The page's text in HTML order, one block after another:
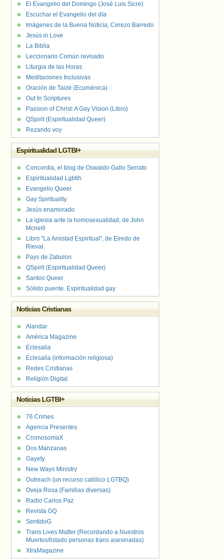
El Evangelio del Domingo (José Luis Sicre)
Escuchar el Evangelio del día
Imágenes de la Buena Noticia, Cerezo Barredo
Jesús in Love
La Biblia
Leccionario Común revisado
Liturgia de las Horas
Meditaciones Inclusivas
Oración de Taizé (Ecuménica)
Out In Scriptures
Passion of Christ: A Gay Vision (Libro)
QSpirit (Espiritualidad Queer)
Rezando voy
Espiritualidad LGTBI+
Concordia, el blog de Oswaldo Gallo Serrato
Espiritualidad Lgbtih
Evangelio Queer.
Gay Spirituality
Jesús enamorado
La iglesia ante la homosexualidad, de John
Mcneill
Libro "La Amistad Espiritual", de Elredo de
Rieval.
Pays de Zabulon
QSpirit (Espiritualidad Queer)
Santos Queer
Sólido puente. Espiritualidad gay
Noticias Cristianas
Alandar
América Magazine
Eclesalia
Eclesalia (información religiosa)
Redes Cristianas
Religión Digital
Noticias LGTBI+
76 Crimes
Agencia Presentes
CromosomaX
Dos Manzanas
Gayety
New Ways Ministry
Outreach (un recurso católico LGTBQ)
Oveja Rosa (Familias diversas)
Radio Carlos Paz
Revista GQ
SentidoG
Trans Lives Matter (Recordando a Nuestros
Muertos/listado personas trans asesinadas)
XtraMagazine